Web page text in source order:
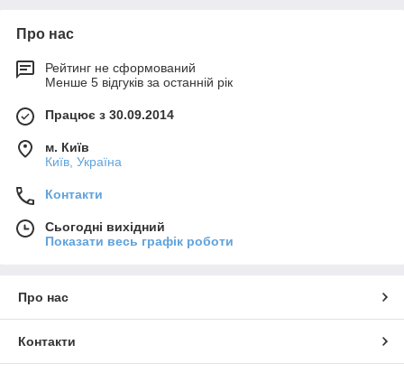
Про нас
Рейтинг не сформований
Менше 5 відгуків за останній рік
Працює з 30.09.2014
м. Київ
Київ, Україна
Контакти
Сьогодні вихідний
Показати весь графік роботи
Про нас
Контакти